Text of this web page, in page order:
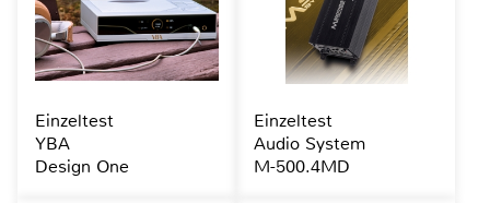
Einzeltest
YBA
Design One
Einzeltest
Audio System
M-500.4MD